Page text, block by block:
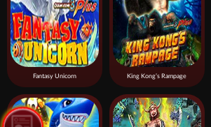
Fantasy Unicorn King Kong’s Rampage